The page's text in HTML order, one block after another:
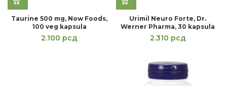
Taurine 500 mg, Now Foods,
100 veg kapsula
2.100 рсд
Urimil Neuro Forte, Dr.
Werner Pharma, 30 kapsula
2.310 рсд